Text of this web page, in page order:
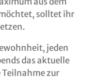
solltet ihr
jeden
das aktuelle
zur